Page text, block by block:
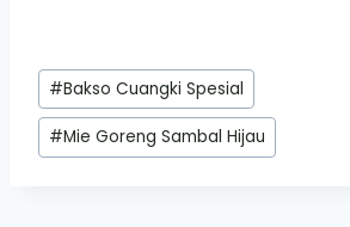
Post
Tags:
#Bakso Cuangki Spesial
#Mie Goreng Sambal Hijau